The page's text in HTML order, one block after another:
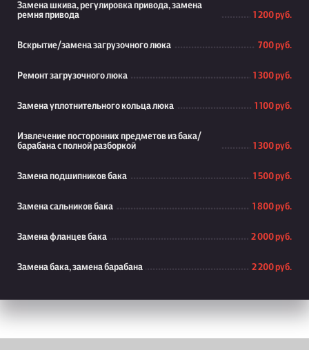
Замена шкива, регулировка привода, замена
ремня привода
1 200 руб.
Вскрытие/замена загрузочного люка 700 руб.
Ремонт загрузочного люка 1 300 руб.
Замена уплотнительного кольца люка 1 100 руб.
Извлечение посторонних предметов из бака/
барабана с полной разборкой
1 300 руб.
Замена подшипников бака 1 500 руб.
Замена сальников бака 1 800 руб.
Замена фланцев бака 2 000 руб.
Замена бака, замена барабана 2 200 руб.